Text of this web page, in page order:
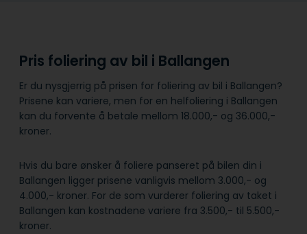
Pris foliering av bil i Ballangen
Er du nysgjerrig på prisen for foliering av bil i Ballangen?
Prisene kan variere, men for en helfoliering i Ballangen
kan du forvente å betale mellom 18.000,- og 36.000,-
kroner.
Hvis du bare ønsker å foliere panseret på bilen din i
Ballangen ligger prisene vanligvis mellom 3.000,- og
4.000,- kroner. For de som vurderer foliering av taket i
Ballangen kan kostnadene variere fra 3.500,- til 5.500,-
kroner.